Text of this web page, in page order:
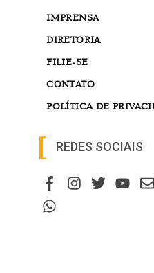
IMPRENSA
DIRETORIA
FILIE-SE
CONTATO
POLÍTICA DE
REDES SOCIAIS